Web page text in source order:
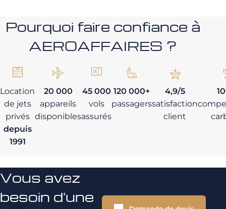
Pourquoi faire confiance à
AEROAFFAIRES ?
Location
de jets
privés
depuis
1991
20 000
appareils
disponibles
45 000
vols
assurés
120 000+
passagers
4,9/5
satisfaction
client
Vous avez
besoin d'une